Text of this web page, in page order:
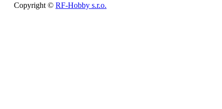
Copyright © RF-Hobby s.r.o.